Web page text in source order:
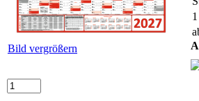
Bild vergrößern